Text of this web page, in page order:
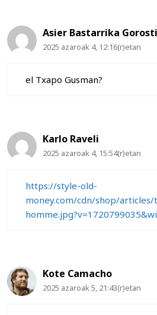
Asier Bastarrika
2025 azaroak 4, 12:16(r)etan
el Txapo Gusman?
Karlo Raveli
2025 azaroak 4, 15:54(r)etan
https://style-old-
money.com/cdn/shop/
Kote Camacho
2025 azaroak 5, 21:43(r)etan